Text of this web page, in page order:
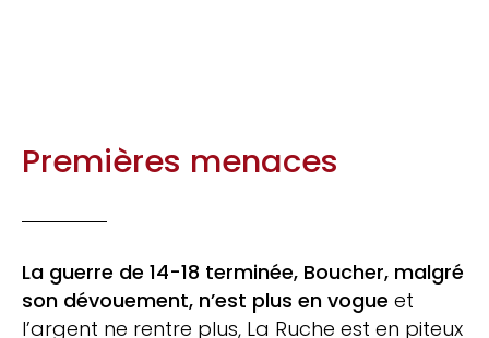
Premières menaces
La guerre de 14-18 terminée, Boucher, malgré
son dévouement, n’est plus en vogue et
l’argent ne rentre plus, La Ruche est en piteux